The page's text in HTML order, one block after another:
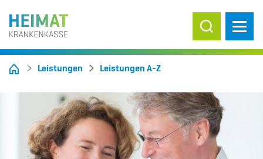
Suche ein-/
Leistungen Leistungen A-Z